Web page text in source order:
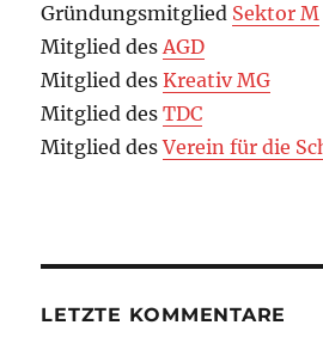
Gründungsmitglied Sektor M
Mitglied desAGD
Mitglied desKreativ MG
Mitglied desTDC
Mitglied desVerein für die
LETZTE KOMMENTARE